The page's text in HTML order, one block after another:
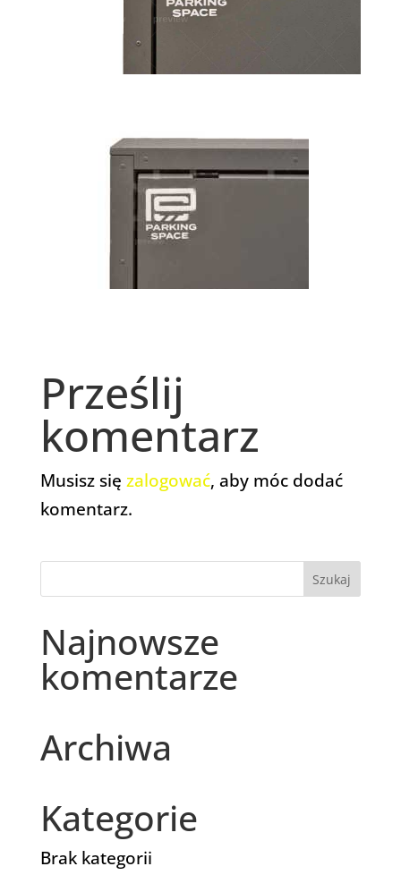
Prześlij
komentarz
Musisz się zalogować, aby móc dodać
komentarz.
Najnowsze
komentarze
Archiwa
Kategorie
Brak kategorii